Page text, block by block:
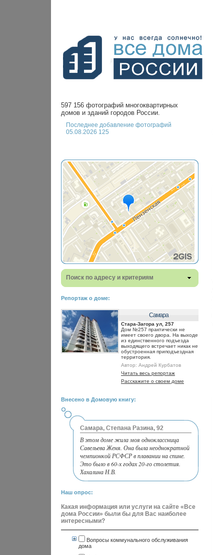
597 156 фотографий многоквартирных
домов и зданий городов России.
Последнее добавление фотографий
05.08.2026 125
Поиск по адресу и критериям
Репортаж о доме:
Самара
Стара-Загора ул, 257
Дом №257 практически не
имеет своего двора. На выходе
из единственного подъезда
выходящего встречает никак не
обустроенная приподъездная
территория.
Автор: Андрей Курбатов
Читать весь репортаж
Расскажите о своем доме
Внесено в Домовую книгу:
Самара, Степана Разина, 92
В этом доме жила моя одноклассница
Савельева Женя. Она была неоднократной
чемпионкой РСФСР в плавании на спине.
Это было в 60-х годах 20-го столетия.
Хахалина Н.В.
Наш опрос:
Какая информация или услуги на сайте «Все
дома России» были бы для Вас наиболее
интересными?
Вопросы коммунального обслуживания
дома